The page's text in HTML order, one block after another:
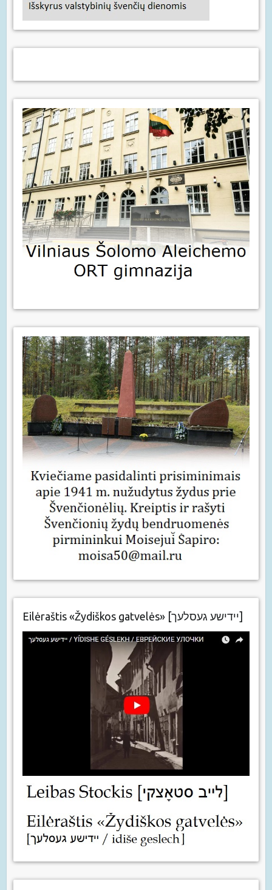
Eilėraštis «Žydiškos gatvelės» [יידישע געסלעך]